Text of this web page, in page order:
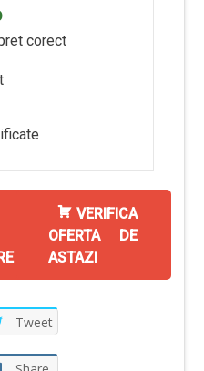
corect
VERIFICA
OFERTA DE
ASTAZI
Tweet